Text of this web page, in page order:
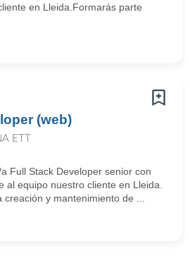
en Lleida.Formarás parte
(web)
ETT
Full Stack Developer senior con
al equipo nuestro cliente en Lleida.
y mantenimiento de ...